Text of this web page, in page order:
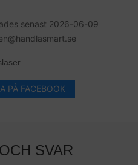
senast 2026-06-09
PÅ FACEBOOK
SVAR